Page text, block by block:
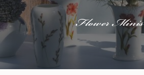
Flower Minis